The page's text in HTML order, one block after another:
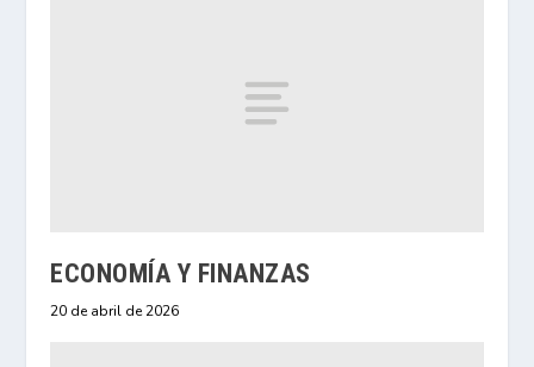
ECONOMÍA Y FINANZAS
20 de abril de 2026